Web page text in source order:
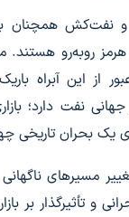
نفت‌کش همچنان
هرمز روبه‌رو هستند.
از این آبراه
جهانی نفت دارد؛
یک بحران تاریخی
مسیرهای
و تأثیرگذار بر